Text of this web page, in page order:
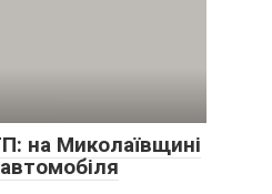
на Миколаївщині